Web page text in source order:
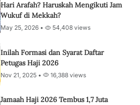
Hari Arafah? Haruskah Mengikuti Jam
Wukuf di Mekkah?
May 25, 2026 • 54,408 views
Inilah Formasi dan Syarat Daftar
Petugas Haji 2026
Nov 21, 2025 • 16,388 views
Jamaah Haji 2026 Tembus 1,7 Juta